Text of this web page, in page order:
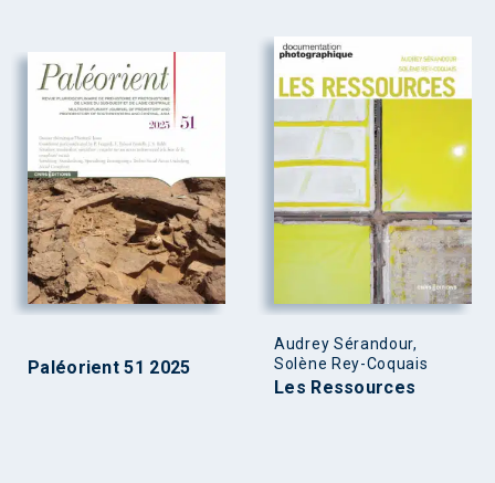
Paléorient 51 2025
Audrey Sérandour,
Solène Rey-Coquais
Les Ressources